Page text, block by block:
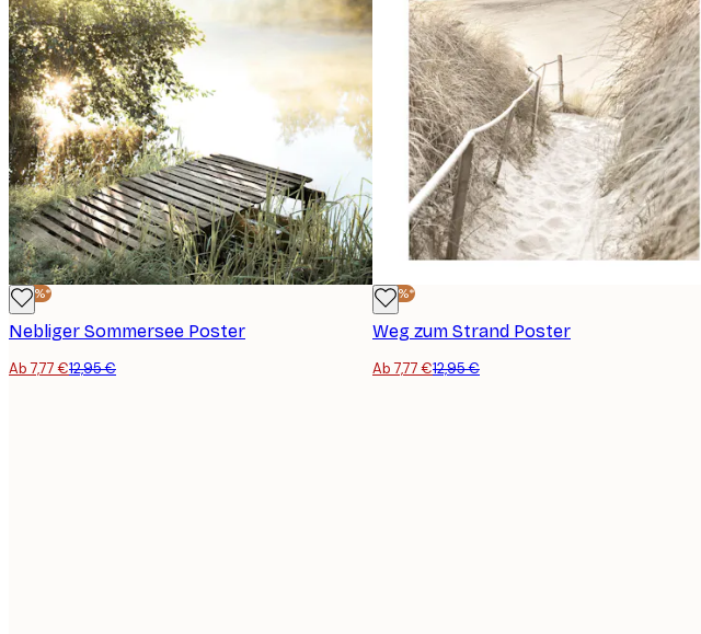
-40%*
Nebliger Sommersee Poster
Ab 7,77 €12,95 €
-40%*
Weg zum Strand Poster
Ab 7,77 €12,95 €